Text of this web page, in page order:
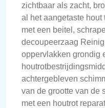
zichtbaar als zacht,
al het aangetaste hout
met een beitel,
decoupeerzaag
oppervlakken grondig
achtergebleven
van de grootte van de
met een houtrot